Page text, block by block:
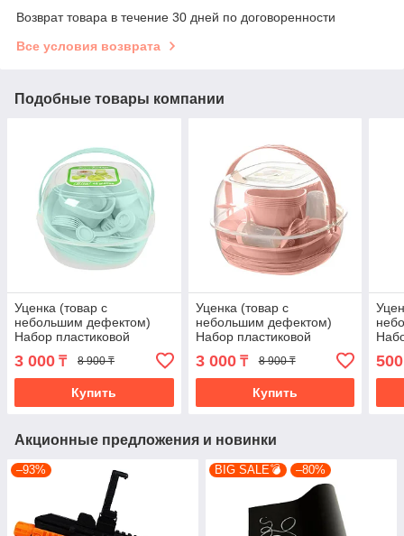
Возврат товара в течение 30 дней по договоренности
Все условия возврата
Подобные товары компании
Уценка (товар с
небольшим дефектом)
Набор пластиковой
предметов (4258/2)
3 000 ₸ 8 900 ₸
Купить
Уценка (товар с
небольшим дефектом)
Набор пластиковой
предметов (4258-2/2)
3 000₸ 8 900 ₸
Купить
500
Акционные предложения и новинки
–93% BIG SALE💣 –80%